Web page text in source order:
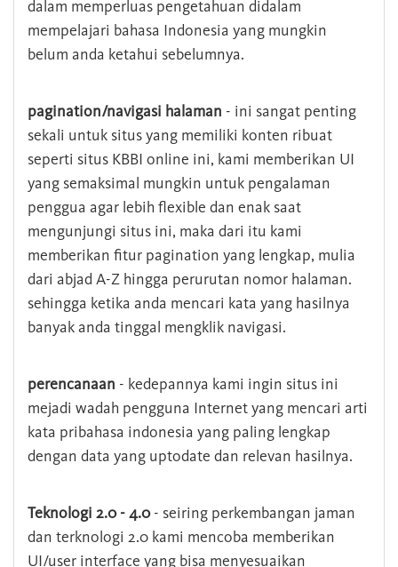
dalam memperluas pengetahuan didalam
mempelajari bahasa Indonesia yang mungkin
belum anda ketahui sebelumnya.
pagination/navigasi halaman - ini sangat penting
sekali untuk situs yang memiliki konten ribuat
seperti situs KBBI online ini, kami memberikan UI
yang semaksimal mungkin untuk pengalaman
penggua agar lebih flexible dan enak saat
mengunjungi situs ini, maka dari itu kami
memberikan fitur pagination yang lengkap, mulia
dari abjad A-Z hingga perurutan nomor halaman.
sehingga ketika anda mencari kata yang hasilnya
banyak anda tinggal mengklik navigasi.
perencanaan - kedepannya kami ingin situs ini
mejadi wadah pengguna Internet yang mencari arti
kata pribahasa indonesia yang paling lengkap
dengan data yang uptodate dan relevan hasilnya.
Teknologi 2.0 - 4.0- seiring perkembangan jaman
dan terknologi 2.0 kami mencoba memberikan
UI/user interface yang bisa menyesuaikan